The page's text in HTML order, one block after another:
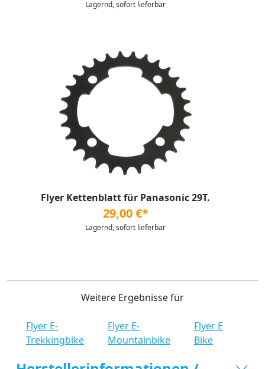
Lagernd, sofort lieferbar
Flyer Kettenblatt für Panasonic 29T.
29,00 €*
Lagernd, sofort lieferbar
Weitere Ergebnisse für
Flyer E-
Trekkingbike
Flyer E-
Mountainbike
Flyer E
Bike